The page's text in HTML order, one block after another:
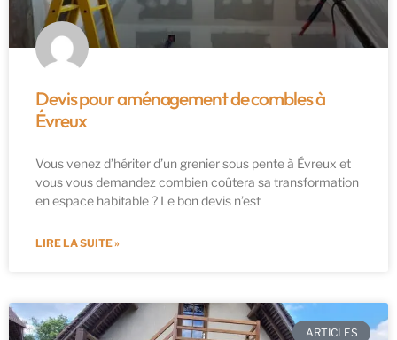
Devis pour aménagement de combles à
Évreux
Vous venez d’hériter d’un grenier sous pente à Évreux et
vous vous demandez combien coûtera sa transformation
en espace habitable ? Le bon devis n’est
LIRE LA SUITE »
ARTICLES